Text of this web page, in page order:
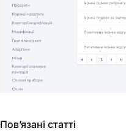
Пов’язані статті